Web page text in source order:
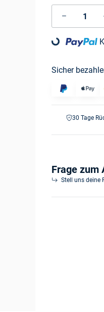
Loading...
Sicher
30 Tage
Frage zum
Stell uns deine